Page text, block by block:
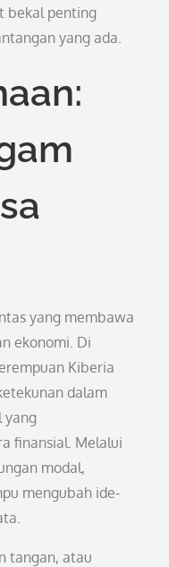
bekal penting
yang ada.
yang membawa
ekonomi. Di
Kiberia
dalam
yang
finansial. Melalui
modal,
mengubah ide-
tangan, atau